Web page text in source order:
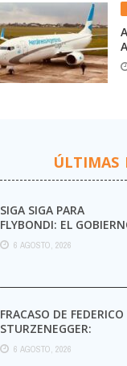
ÚLTIMAS
SIGA SIGA PARA
FLYBONDI: EL
AUTORIZÓ LA VENTA DE
MÁS PASAJES
6 AGOSTO, 2026
FRACASO DE FEDERICO
STURZENEGGER:
6 AGOSTO, 2026